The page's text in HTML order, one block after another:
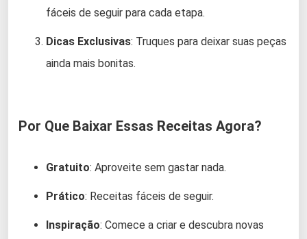
fáceis de seguir para cada etapa.
Dicas Exclusivas: Truques para deixar suas peças
ainda mais bonitas.
Por Que Baixar Essas Receitas Agora?
Gratuito: Aproveite sem gastar nada.
Prático: Receitas fáceis de seguir.
Inspiração: Comece a criar e descubra novas